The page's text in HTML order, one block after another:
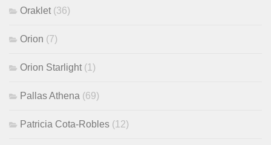
Oraklet (36)
Orion (7)
Orion Starlight (1)
Pallas Athena (69)
Patricia Cota-Robles (12)